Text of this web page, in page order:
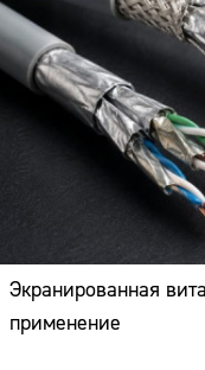
Экранированная
применение